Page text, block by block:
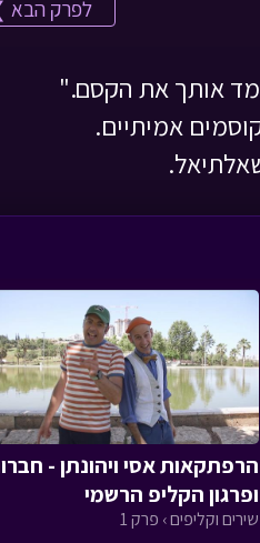
לפרק
אותך את הקסם."
אמיתיים.
הרפתקאות אסי ויהונתן -
ופרגון הקליפ הרשמי
שירים וקליפים › פרק 1